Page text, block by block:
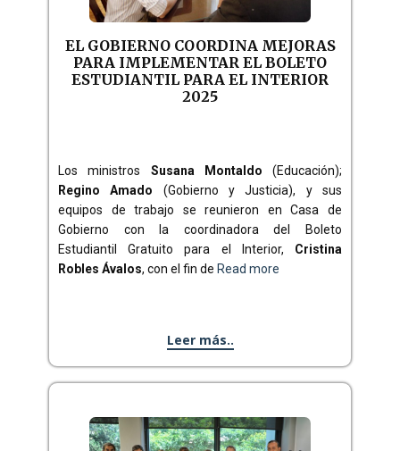
EL GOBIERNO COORDINA MEJORAS
PARA IMPLEMENTAR EL BOLETO
ESTUDIANTIL PARA EL INTERIOR
2025
Los ministros Susana Montaldo (Educación);
Regino Amado (Gobierno y Justicia), y sus
equipos de trabajo se reunieron en Casa de
Gobierno con la coordinadora del Boleto
Estudiantil Gratuito para el Interior, Cristina
Robles Ávalos, con el fin de Read more
Leer más..